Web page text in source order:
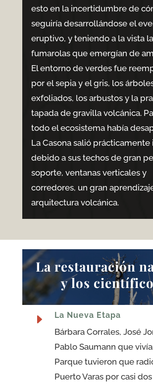
esto en la incertidumbre de
seguiría desarrollándose el
eruptivo, y teniendo a la vista
fumarolas que emergían de
El entorno de verdes fue
por el sepia y el gris, los
exfoliados, los arbustos y la
tapada de gravilla volcánica.
todo el ecosistema había
La Casona salió prácticamente
debido a sus techos de gran
soporte, ventanas verticales y
corredores, un gran
arquitectura volcánica.
La restauración
y los
E La Nueva Etapa
Bárbara Corrales, José
Pablo Saumann que
Parque tuvieron que
Puerto Varas por casi